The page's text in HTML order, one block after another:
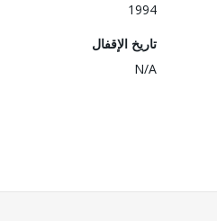
1994
تاريخ الإقفال
N/A